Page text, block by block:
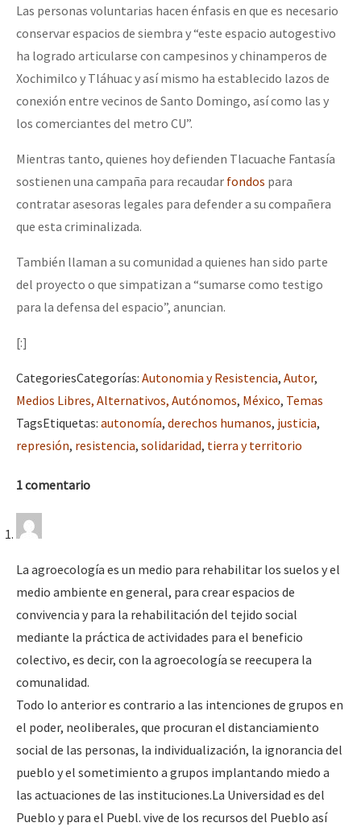
Las personas voluntarias hacen énfasis en que es necesario
conservar espacios de siembra y “este espacio autogestivo
ha logrado articularse con campesinos y chinamperos de
Xochimilco y Tláhuac y así mismo ha establecido lazos de
conexión entre vecinos de Santo Domingo, así como las y
los comerciantes del metro CU”.
Mientras tanto, quienes hoy defienden Tlacuache Fantasía
sostienen una campaña para recaudar fondos para
contratar asesoras legales para defender a su compañera
que esta criminalizada.
También llaman a su comunidad a quienes han sido parte
del proyecto o que simpatizan a “sumarse como testigo
para la defensa del espacio”, anuncian.
[:]
CategoriesCategorías: Autonomia y Resistencia, Autor,
Medios Libres, Alternativos, Autónomos, México, Temas
TagsEtiquetas: autonomía, derechos humanos, justicia,
represión, resistencia, solidaridad, tierra y territorio
1 comentario
La agroecología es un medio para rehabilitar los suelos y el
medio ambiente en general, para crear espacios de
convivencia y para la rehabilitación del tejido social
mediante la práctica de actividades para el beneficio
colectivo, es decir, con la agroecología se reecupera la
comunalidad.
Todo lo anterior es contrario a las intenciones de grupos en
el poder, neoliberales, que procuran el distanciamiento
social de las personas, la individualización, la ignorancia del
pueblo y el sometimiento a grupos implantando miedo a
las actuaciones de las instituciones.La Universidad es del
Pueblo y para el Puebl. vive de los recursos del Pueblo así